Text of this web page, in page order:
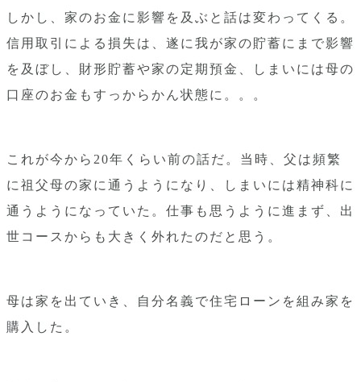
しかし、家のお金に影響を及ぶと話は変わってくる。
信用取引による損失は、遂に我が家の貯蓄にまで影響
を及ぼし、財形貯蓄や家の定期預金、しまいには母の
口座のお金もすっからかん状態に。。。
これが今から20年くらい前の話だ。当時、父は頻繁
に祖父母の家に通うようになり、しまいには精神科に
通うようになっていた。仕事も思うように進まず、出
世コースからも大きく外れたのだと思う。
母は家を出ていき、自分名義で住宅ローンを組み家を
購入した。